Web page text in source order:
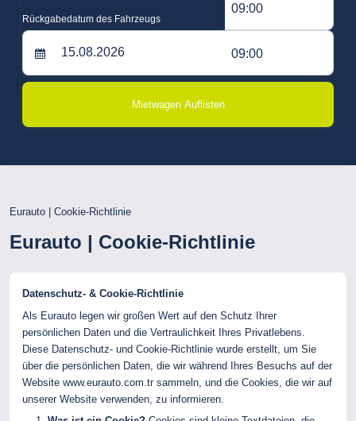
Rückgabedatum des Fahrzeugs
09:00
09:00
Mietwagen Auflisten
Eurauto | Cookie-Richtlinie
Eurauto | Cookie-Richtlinie
Datenschutz- & Cookie-Richtlinie
Als Eurauto legen wir großen Wert auf den Schutz Ihrer
persönlichen Daten und die Vertraulichkeit Ihres Privatlebens.
Diese Datenschutz- und Cookie-Richtlinie wurde erstellt, um Sie
über die persönlichen Daten, die wir während Ihres Besuchs auf der
Website www.eurauto.com.trsammeln, und die Cookies, die wir auf
unserer Website verwenden, zu informieren.